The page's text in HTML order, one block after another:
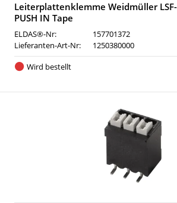
Leiterplattenklemme Weidmüller LSF-
PUSH IN Tape
ELDAS®-Nr:
157701372
Lieferanten-Art-Nr:
1250380000
Wird bestellt